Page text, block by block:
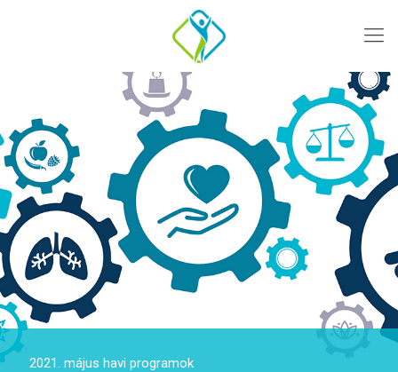
2021. május havi programok